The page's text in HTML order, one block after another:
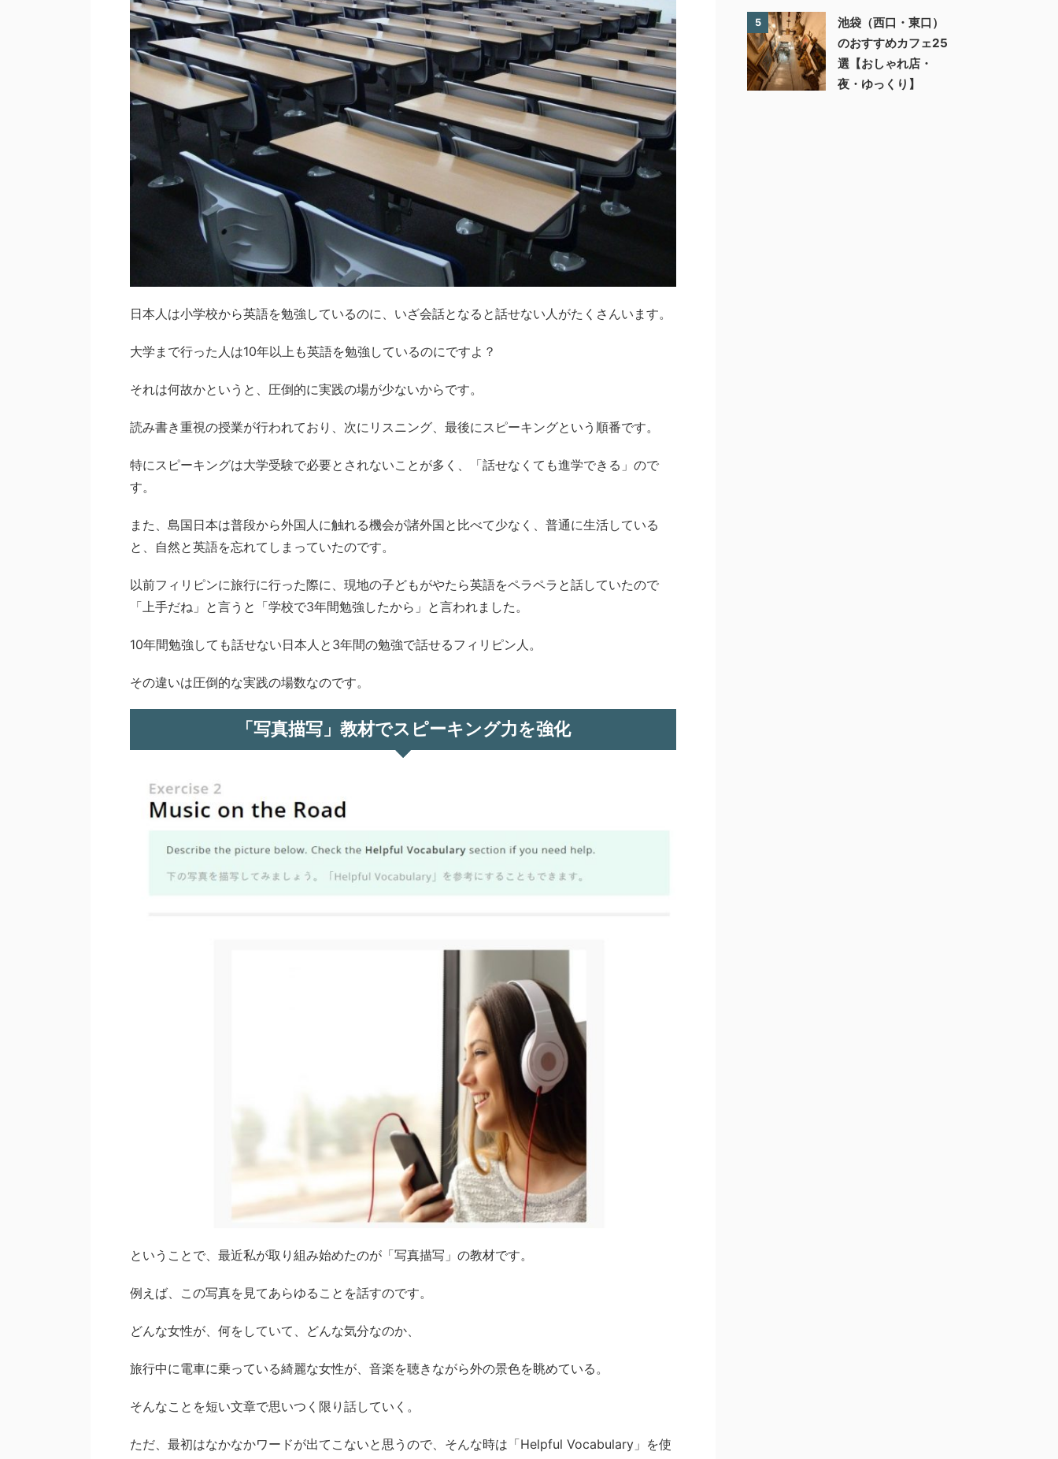
日本人は小学校から英語を勉強しているのに、いざ会話となると話せない人がたくさんいます。
大学まで行った人は10年以上も英語を勉強しているのにですよ？
それは何故かというと、圧倒的に実践の場が少ないからです。
読み書き重視の授業が行われており、次にリスニング、最後にスピーキングという順番です。
特にスピーキングは大学受験で必要とされないことが多く、「話せなくても進学できる」ので
す。
また、島国日本は普段から外国人に触れる機会が諸外国と比べて少なく、普通に生活している
と、自然と英語を忘れてしまっていたのです。
以前フィリピンに旅行に行った際に、現地の子どもがやたら英語をペラペラと話していたので
「上手だね」と言うと「学校で3年間勉強したから」と言われました。
10年間勉強しても話せない日本人と3年間の勉強で話せるフィリピン人。
その違いは圧倒的な実践の場数なのです。
「写真描写」教材でスピーキング力を強化
ということで、最近私が取り組み始めたのが「写真描写」の教材です。
例えば、この写真を見てあらゆることを話すのです。
どんな女性が、何をしていて、どんな気分なのか、
旅行中に電車に乗っている綺麗な女性が、音楽を聴きながら外の景色を眺めている。
そんなことを短い文章で思いつく限り話していく。
ただ、最初はなかなかワードが出てこないと思うので、そんな時は「Helpful Vocabulary」を使
5
池袋（西口・東口）
のおすすめカフェ25
選【おしゃれ店・
夜・ゆっくり】